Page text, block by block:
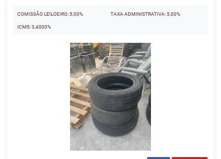
COMISSÃO LEILOEIRO: 5,00%
ICMS: 3,4000%
TAXA ADMINISTRATIVA: 5,00%